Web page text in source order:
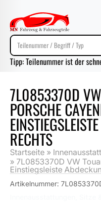
Tipp: Teilenummer ist der
7L0853370D
PORSCHE
RECHTS
Startseite »
» 7L0853370D VW
Einstiegsleiste
Artikelnummer: